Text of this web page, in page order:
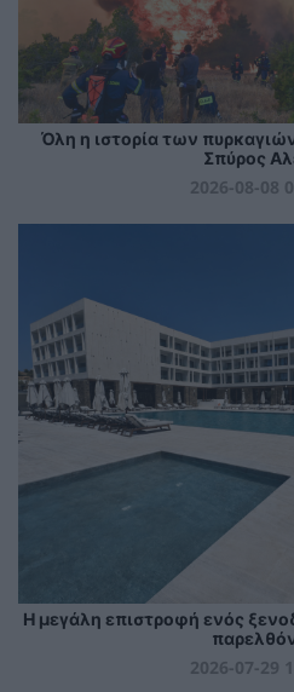
Όλη η ιστορία των
Σπύρος
2026-08-08
Η μεγάλη επιστροφή ενός
2026-07-29